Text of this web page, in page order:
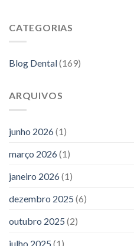
CATEGORIAS
Blog Dental(169)
ARQUIVOS
junho 2026(1)
março 2026(1)
janeiro 2026(1)
dezembro 2025 (6)
outubro 2025 (2)
julho 2025 (1)